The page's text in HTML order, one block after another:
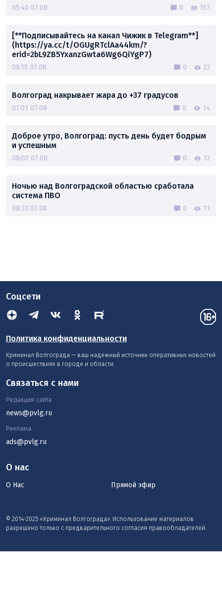
05:40 07.08 0 157
[**Подписывайтесь на канал Чижик в Telegram**]
(https://ya.cc/t/OGUgRTclAa44km/?
erid=2bL9ZB5YxanzGwta6Wg6QiYgP7)
08:15 07.08 0 22
Волгоград накрывает жара до +37 градусов
07:01 07.08 0 14
Доброе утро, Волгоград: пусть день будет бодрым
и успешным
08:02 07.08 0 12
Ночью над Волгоградской областью сработала
система ПВО
08:33 07.08 0 11
Соцсети
Политика конфиденциальности
Криминал Волгограда — ваш надежный источник оперативных новостей
о происшествиях в городе и области.
О нас
О Нас Прямой эфир
© 2014-2025 «Криминал Волгограда». Использование материалов
разрешено только с предварительного согласия правообладателей.
Связаться с нами
Редакция сайта
news@pvlg.ru
Реклама
ads@pvlg.ru